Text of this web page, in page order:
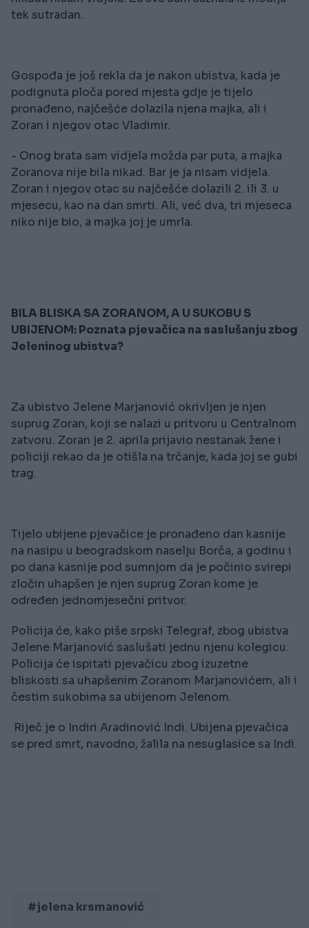
tek sutradan.
Gospođa je još rekla da je nakon ubistva, kada je
podignuta ploča pored mjesta gdje je tijelo
pronađeno, najčešće dolazila njena majka, ali i
Zoran i njegov otac Vladimir.
- Onog brata sam vidjela možda par puta, a majka
Zoranova nije bila nikad. Bar je ja nisam vidjela.
Zoran i njegov otac su najčešće dolazili 2. ili 3. u
mjesecu, kao na dan smrti. Ali, već dva, tri mjeseca
niko nije bio, a majka joj je umrla.
BILA BLISKA SA ZORANOM, A U SUKOBU S
UBIJENOM: Poznata pjevačica na saslušanju zbog
Jeleninog ubistva?
Za ubistvo Jelene Marjanović okrivljen je njen
suprug Zoran, koji se nalazi u pritvoru u Centralnom
zatvoru. Zoran je 2. aprila prijavio nestanak žene i
policiji rekao da je otišla na trčanje, kada joj se gubi
trag.
Tijelo ubijene pjevačice je pronađeno dan kasnije
na nasipu u beogradskom naselju Borča, a godinu i
po dana kasnije pod sumnjom da je počinio svirepi
zločin uhapšen je njen suprug Zoran kome je
određen jednomjesečni pritvor.
Policija će, kako piše srpski Telegraf, zbog ubistva
Jelene Marjanović saslušati jednu njenu kolegicu.
Policija će ispitati pjevačicu zbog izuzetne
bliskosti sa uhapšenim Zoranom Marjanovićem, ali i
čestim sukobima sa ubijenom Jelenom.
Riječ je o Indiri Aradinović Indi. Ubijena pjevačica
se pred smrt, navodno, žalila na nesuglasice sa Indi.
#jelena krsmanović